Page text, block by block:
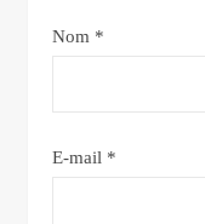
Nom *
E-mail *